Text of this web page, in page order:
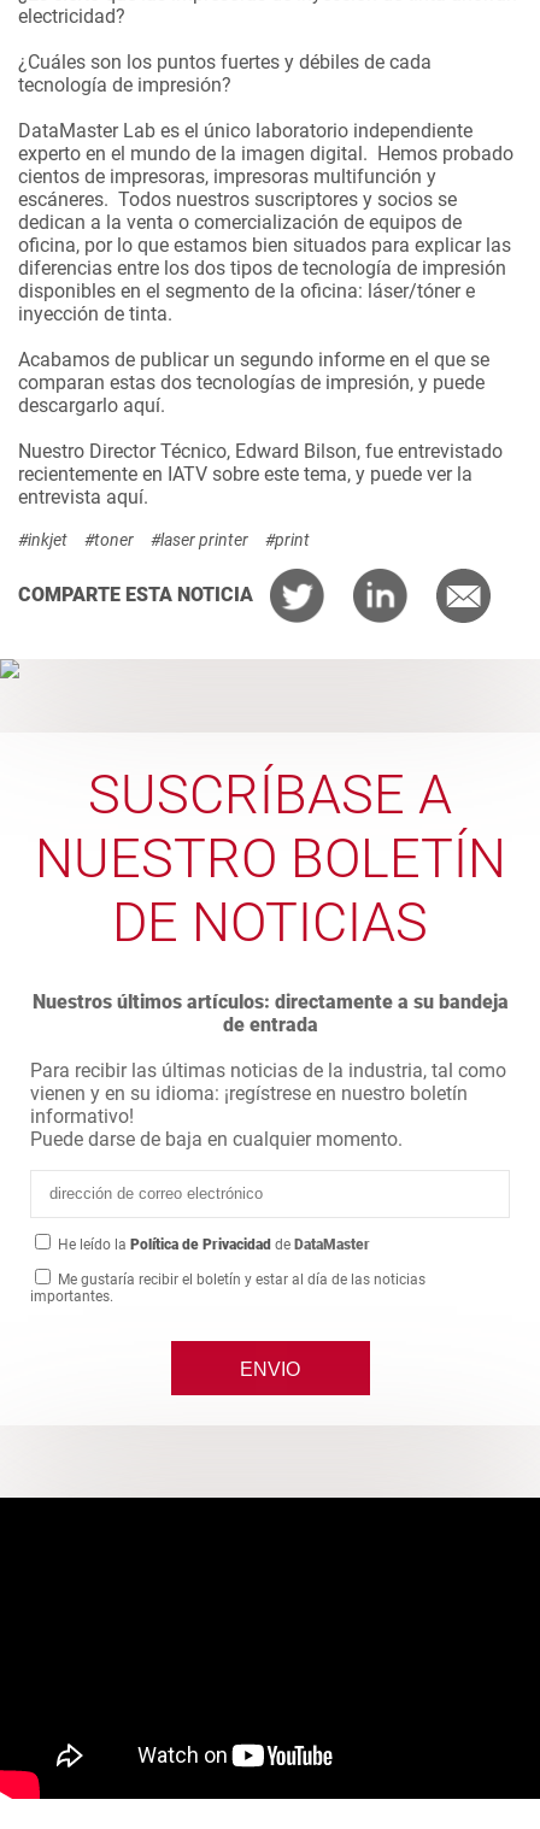
electricidad?
¿Cuáles son los puntos fuertes y débiles de cada
tecnología de impresión?
DataMaster Lab es el único laboratorio independiente
experto en el mundo de la imagen digital. Hemos probado
cientos de impresoras, impresoras multifunción y
escáneres. Todos nuestros suscriptores y socios se
dedican a la venta o comercialización de equipos de
oficina, por lo que estamos bien situados para explicar las
diferencias entre los dos tipos de tecnología de impresión
disponibles en el segmento de la oficina: láser/tóner e
inyección de tinta.
Acabamos de publicar un segundo informe en el que se
comparan estas dos tecnologías de impresión, y puede
descargarlo aquí.
Nuestro Director Técnico, Edward Bilson, fue entrevistado
recientemente en IATV sobre este tema, y puede ver la
entrevista aquí.
#inkjet #toner #laser printer #print
COMPARTE ESTA NOTICIA
SUSCRÍBASE A
NUESTRO BOLETÍN
DE NOTICIAS
Nuestros últimos artículos: directamente a su bandeja
de entrada
Para recibir las últimas noticias de la industria, tal como
vienen y en su idioma: ¡regístrese en nuestro boletín
informativo!
Puede darse de baja en cualquier momento.
He leído la Política de Privacidad de DataMaster
Me gustaría recibir el boletín y estar al día de las noticias
importantes.